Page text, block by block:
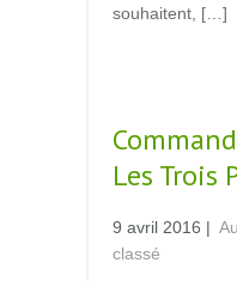
souhaitent, […]
Les Trois
9 avril 2016 |
classé